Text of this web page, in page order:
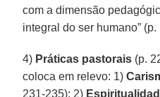
com a dimensão
integral do ser humano” (p.
4) Práticas pastorais (p.
coloca em relevo: 1)
231-235); 2)